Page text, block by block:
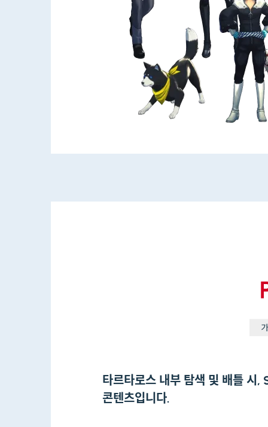
타르타로스 내부 탐색 및 배틀 시,
콘텐츠입니다.